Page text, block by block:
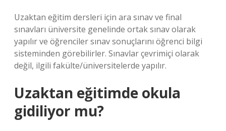
Uzaktan eğitim dersleri için ara sınav ve final
sınavları üniversite genelinde ortak sınav olarak
yapılır ve öğrenciler sınav sonuçlarını öğrenci bilgi
sisteminden görebilirler. Sınavlar çevrimiçi olarak
değil, ilgili fakülte/üniversitelerde yapılır.
Uzaktan eğitimde okula
gidiliyor mu?